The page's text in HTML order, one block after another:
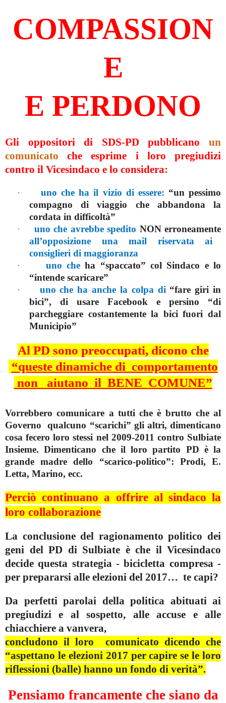
COMPASSION
E
E PERDONO
Gli oppositori di SDS-PD pubblicano un
comunicato che esprime i loro pregiudizi
contro il Vicesindaco e lo considera:
· uno che ha il vizio di essere: “un pessimo
compagno di viaggio che abbandona la
cordata in difficoltà”
·
uno che avrebbe spedito NON erroneamente
all’opposizione una mail riservata ai
consiglieri di maggioranza
·
uno cheha “spaccato” col Sindaco e lo
“intende scaricare”
·
uno che ha anche la colpa di “fare giri in
bici”, di usare Facebook e persino “di
parcheggiare costantemente la bici fuori dal
Municipio”
Al PD sono preoccupati, dicono che
“queste dinamiche di comportamento
non aiutano il BENE COMUNE”
Vorrebbero comunicare a tutti che è brutto che al
Governo qualcuno “scarichi” gli altri, dimenticano
cosa fecero loro stessi nel 2009-2011 contro Sulbiate
Insieme. Dimenticano che il loro partito PD è la
grande madre dello “scarico-politico”: Prodi, E.
Letta, Marino, ecc.
Perciò continuano a offrire al sindaco la
loro collaborazione
La conclusione del ragionamento politico dei
geni del PD di Sulbiate è che il Vicesindaco
decide questa strategia - bicicletta compresa -
per prepararsi alle elezioni del 2017… te capi?
Da perfetti parolai della politica abituati ai
pregiudizi e al sospetto, alle accuse e alle
chiacchiere a vanvera,
concludono il loro comunicato dicendo che
“aspettano le elezioni 2017 per capire se le loro
riflessioni (balle) hanno un fondo di verità”.
Pensiamo francamente che siano da